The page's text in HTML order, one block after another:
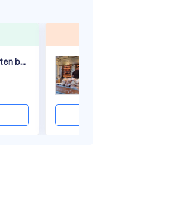
trinkbares by thorsten böhm